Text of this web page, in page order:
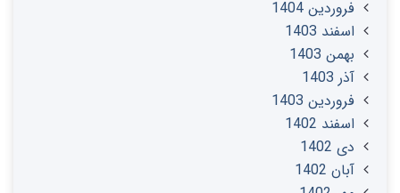
فروردین 1404
اسفند 1403
بهمن 1403
آذر 1403
فروردین 1403
اسفند 1402
دی 1402
آبان 1402